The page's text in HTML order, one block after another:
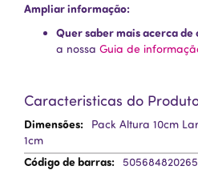
Ampliar informação:
Quer saber mais acerca
a nossa Guia de
Caracteristicas do
Mais
Informação
Pack Altura 10cm
1cm